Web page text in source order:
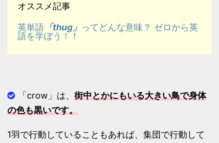
オススメ記事
英単語 「thug」
ってどんな意味？ ゼロから英
語を学ぼう！！
「crow」は、 街中とかにもいる大きい鳥で身体
の色も黒いです。
1羽で行動していることもあれば、集団で行動して